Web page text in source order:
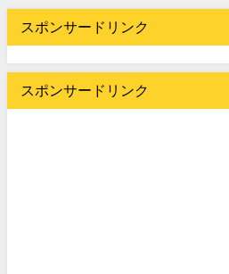
スポンサードリンク
スポンサードリンク